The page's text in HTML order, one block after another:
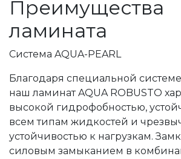
Преимущества
ламината
Система AQUA-PEARL
Благодаря специальной
наш ламинат AQUA ROBUSTO
высокой гидрофобностью,
всем типам жидкостей и
устойчивостью к нагрузкам.
силовым замыканием в